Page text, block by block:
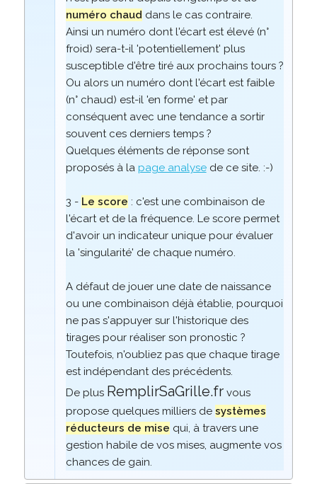
numéro chaud dans le cas contraire.
Ainsi un numéro dont l'écart est élevé (n°
froid) sera-t-il 'potentiellement' plus
susceptible d'être tiré aux prochains tours ?
Ou alors un numéro dont l'écart est faible
(n° chaud) est-il 'en forme' et par
conséquent avec une tendance a sortir
souvent ces derniers temps ?
Quelques éléments de réponse sont
proposés à la page analysede ce site. :-)
3 - Le score : c'est une combinaison de
l'écart et de la fréquence. Le score permet
d'avoir un indicateur unique pour évaluer
la 'singularité' de chaque numéro.
A défaut de jouer une date de naissance
ou une combinaison déjà établie, pourquoi
ne pas s'appuyer sur l'historique des
tirages pour réaliser son pronostic ?
Toutefois, n'oubliez pas que chaque tirage
est indépendant des précédents.
De plus RemplirSaGrille.frvous
propose quelques milliers de systèmes
réducteurs de mise qui, à travers une
gestion habile de vos mises, augmente vos
chances de gain.